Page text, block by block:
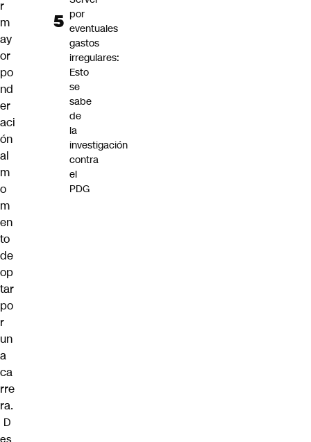
r
m
ay
or
po
nd
er
aci
ón
al
m
o
m
en
to
de
op
tar
po
r
un
a
ca
rre
ra.
D
es
por
eventuales
gastos
irregulares:
Esto
se
sabe
de
la
investigación
contra
el
PDG